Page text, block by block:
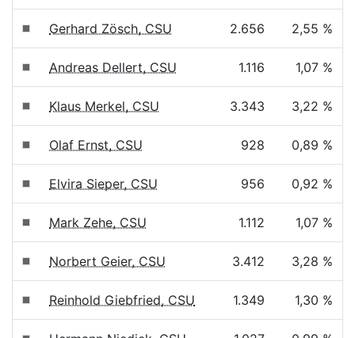
Gerhard Zösch, CSU 2.656 2,55 %
Andreas Dellert, CSU 1.116 1,07 %
Klaus Merkel, CSU 3.343 3,22 %
Olaf Ernst, CSU 928 0,89 %
Elvira Sieper, CSU 956 0,92 %
Mark Zehe, CSU 1.112 1,07 %
Norbert Geier, CSU 3.412 3,28 %
Reinhold Giebfried, CSU 1.349 1,30 %